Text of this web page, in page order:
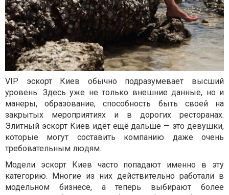
VIP эскорт Киев обычно подразумевает высший
уровень. Здесь уже не только внешние данные, но и
манеры, образование, способность быть своей на
закрытых мероприятиях и в дорогих ресторанах.
Элитный эскорт Киев идёт ещё дальше — это девушки,
которые могут составить компанию даже очень
требовательным людям.
Модели эскорт Киев часто попадают именно в эту
категорию. Многие из них действительно работали в
модельном бизнесе, а теперь выбирают более